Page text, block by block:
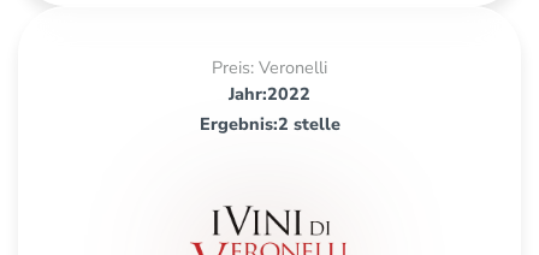
Preis: Veronelli
Jahr:2022
Ergebnis:2 stelle